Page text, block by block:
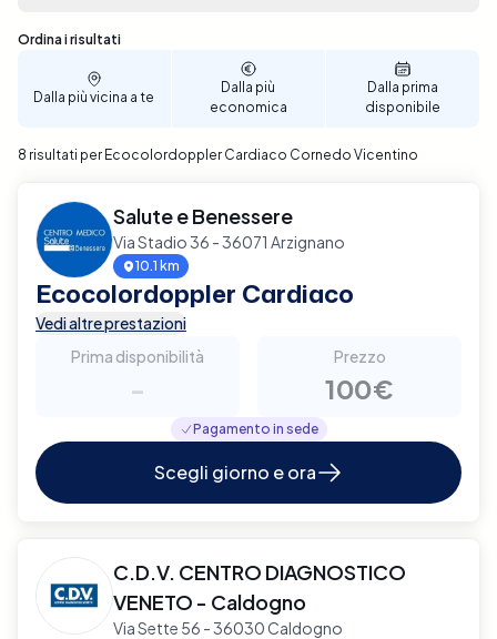
direttamente a Cornedo Vicentino. Prenota ora il
tuo Ecocolordoppler Cardiaco con Elty per un
servizio affidabile e di qualità.
Sono stati trovati 8 risultati
Ordina i risultati
Dalla più vicina a te
Dalla più
economica
Dalla prima
disponibile
8 risultati per Ecocolordoppler Cardiaco Cornedo Vicentino
Salute e Benessere
Via Stadio 36 - 36071 Arzignano
10.1 km
Ecocolordoppler Cardiaco
Vedi altre prestazioni
Prima disponibilità
-
Prezzo
100€
Pagamento in sede
Scegli giorno e ora
C.D.V. CENTRO DIAGNOSTICO
VENETO - Caldogno
Via Sette 56 - 36030 Caldogno